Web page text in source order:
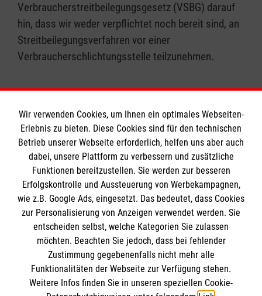
Verbraucherstreitbeilegungsgesetz (VSBG) darauf
hin, dass wir weder verpflichtet noch bereit sind, an
Streitbeilegungsverfahren vor einer
Verbraucherschlichtungsstelle teilzunehmen.
Informationen
Impressum
Datenschutz
Barrierefreiheit
Kontakt
Medizinproduktesicherheit
Die Malteser
Malteser in Deutschland
Malteserorden
Sharepoint
Spendenkonto
Wir verwenden Cookies, um Ihnen ein optimales Webseiten-
Erlebnis zu bieten. Diese Cookies sind für den technischen
Betrieb unserer Webseite erforderlich, helfen uns aber auch
dabei, unsere Plattform zu verbessern und zusätzliche
Funktionen bereitzustellen. Sie werden zur besseren
Erfolgskontrolle und Aussteuerung von Werbekampagnen,
wie z.B. Google Ads, eingesetzt. Das bedeutet, dass Cookies
zur Personalisierung von Anzeigen verwendet werden. Sie
entscheiden selbst, welche Kategorien Sie zulassen
möchten. Beachten Sie jedoch, dass bei fehlender
Zustimmung gegebenenfalls nicht mehr alle
Funktionalitäten der Webseite zur Verfügung stehen.
Weitere Infos finden Sie in unseren speziellen Cookie-